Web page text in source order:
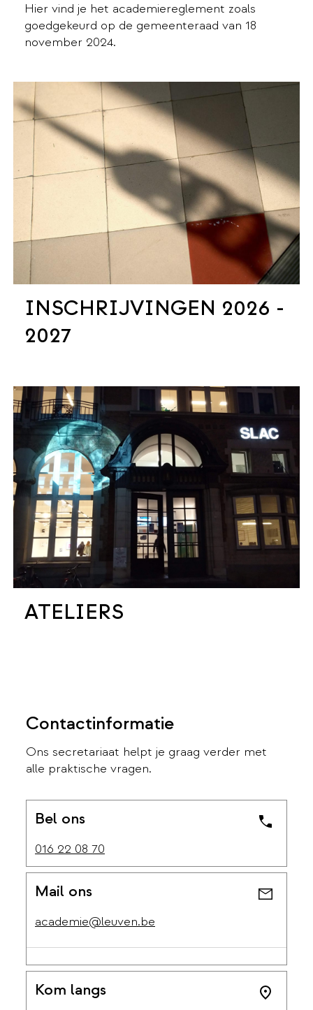
Hier vind je het academiereglement zoals
goedgekeurd op de gemeenteraad van 18
november 2024.
INSCHRIJVINGEN 2026 -
2027
ATELIERS
Contactinformatie
Ons secretariaat helpt je graag verder met
alle praktische vragen.
Bel ons
016 22 08 70
Mail ons
academie@leuven.be
Kom langs